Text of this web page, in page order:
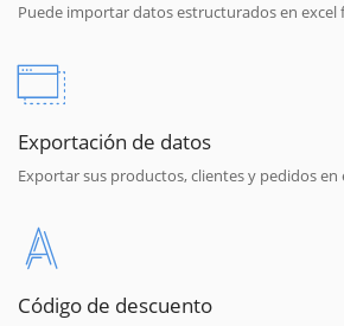
Puede importar datos estructurados en excel
Exportación de datos
Exportar sus productos, clientes y pedidos en
Código de descuento